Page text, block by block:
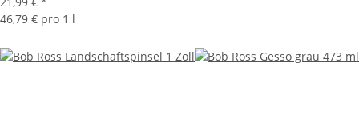
46,79 € pro 1 l